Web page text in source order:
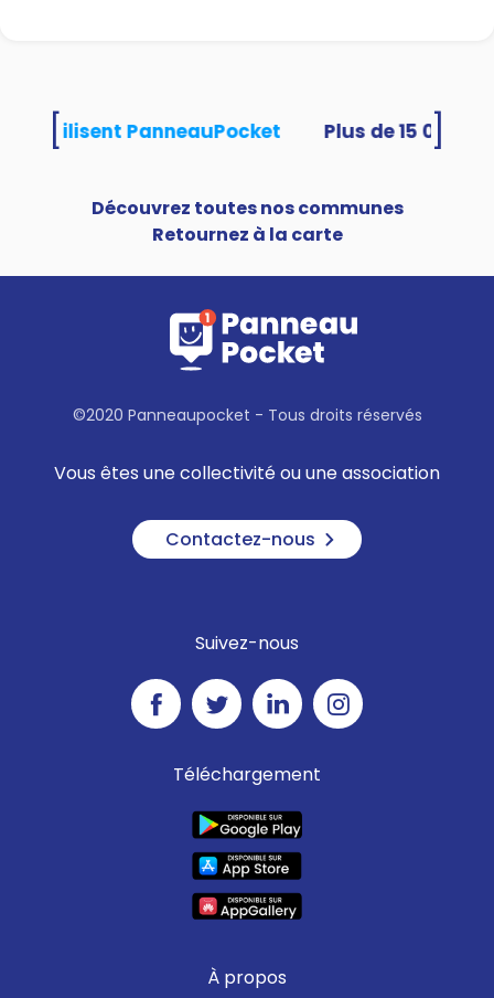
utilisent PanneauPocket
Découvrez toutes nos communes
Retournez à la carte
©2020 Panneaupocket - Tous droits réservés
Vous êtes une collectivité ou une association
Contactez-nous
Suivez-nous
Téléchargement
À propos